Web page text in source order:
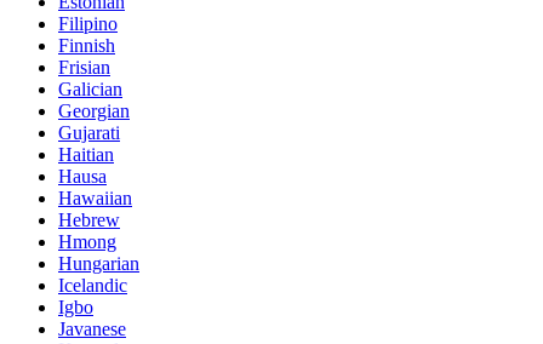
Filipino
Finnish
Frisian
Galician
Georgian
Gujarati
Haitian
Hausa
Hawaiian
Hebrew
Hmong
Hungarian
Icelandic
Igbo
Javanese